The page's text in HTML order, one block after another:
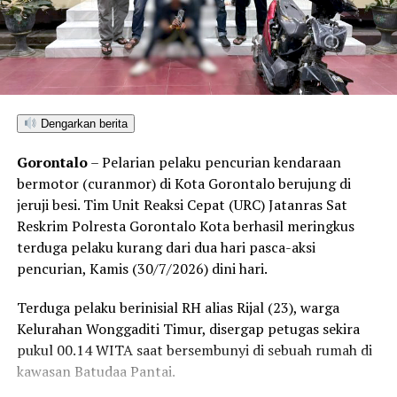
bertujuan membuka jalan bagi industri pertambangan di
tanah kelahiran mereka.
“Kami menolak keras kegiatan atau acara dalam bentuk
pihak perusahaan mana pun di wilayah Kecamatan
Penolakan masif yang konsisten disuarakan warga
pesisir ini berlandaskan kekhawatiran atas dampak
kerusakan lingkungan. Kehadiran industri ekstraktif di
wilayah Bonepantai, Bulawa, dan Kabila Bone dinilai
berpotensi merusak ekosistem pesisir serta perairan
mengancam ruang hidup nelayan serta petani lokal.
Rencana konsultasi publik PT CBM diprediksi bakal
mendapat perlawanan ketat dari koalisi masyarakat sipil
Dengarkan berita
Gorontalo– Pelarian pelaku pencurian kendaraan
bermotor (curanmor) di Kota Gorontalo berujung di
jeruji besi. Tim Unit Reaksi Cepat (URC) Jatanras Sat
Reskrim Polresta Gorontalo Kota berhasil meringkus
terduga pelaku kurang dari dua hari pasca-aksi
pencurian, Kamis (30/7/2026) dini hari.
Terduga pelaku berinisial RH alias Rijal (23), warga
Kelurahan Wonggaditi Timur, disergap petugas sekira
pukul 00.14 WITA saat bersembunyi di sebuah rumah di
kawasan Batudaa Pantai.